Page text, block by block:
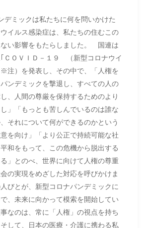
デミックは私たちに何を問いかけた
イルス感染症は、私たちの住むこの
い影響をもたらしました。 国連は
ＣＯＶＩＤ－１９ （新型コロナウイ
注）を発表し、その中で、「人権を
ンデミックを撃退し、すべての人の
、人間の尊厳を保持するためのより
」「もっとも苦しんでいるのは誰な
それについて何ができるのかという
を向け」「より公正で持続可能な社
和をもって、この危機から脱出する
」とのべ、世界に向けて人権の尊重
の実現をめざした対応を呼びかけま
びとが、新型コロナパンデミックに
、未来に向かって模索を開始してい
なのは、常に「人権」の視点を持ち
して、日本の医療・介護に携わる私